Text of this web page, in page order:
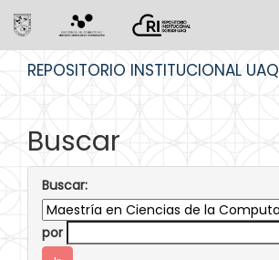
REPOSITORIO INSTITUCIONAL UAQ
Buscar
Buscar:
por